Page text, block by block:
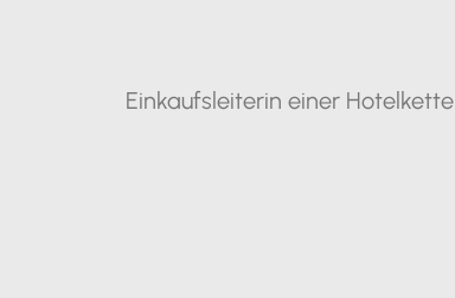
Einkaufsleiterin einer Hotelkette